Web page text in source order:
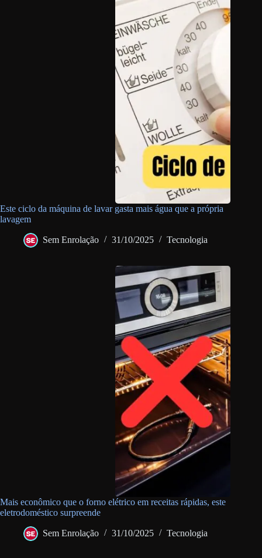
Este ciclo da máquina de lavar gasta mais água que a própria
lavagem
Sem Enrolação 31/10/2025 Tecnologia
Mais econômico que o forno elétrico em receitas rápidas, este
eletrodoméstico surpreende
Sem Enrolação 31/10/2025 Tecnologia